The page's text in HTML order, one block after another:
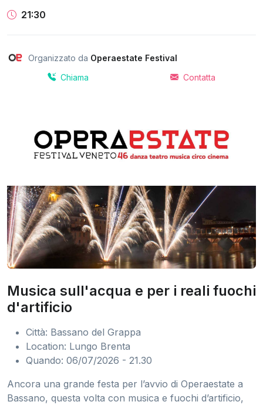
21:30
Organizzato da Operaestate Festival
Chiama
Contatta
Musica sull'acqua e per i reali fuochi
d'artificio
Città: Bassano del Grappa
Location: Lungo Brenta
Quando: 06/07/2026 - 21.30
Ancora una grande festa per l’avvio di Operaestate a
Bassano, questa volta con musica e fuochi d’artificio,